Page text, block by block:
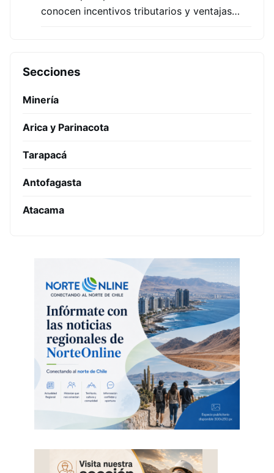
conocen incentivos tributarios y ventajas…
Secciones
Minería
Arica y Parinacota
Tarapacá
Antofagasta
Atacama